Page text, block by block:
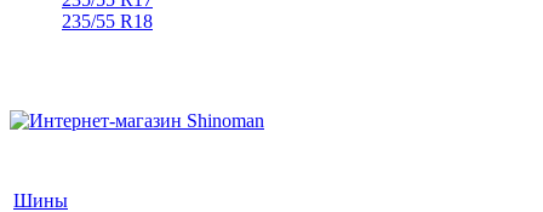
235/55 R18
Шины